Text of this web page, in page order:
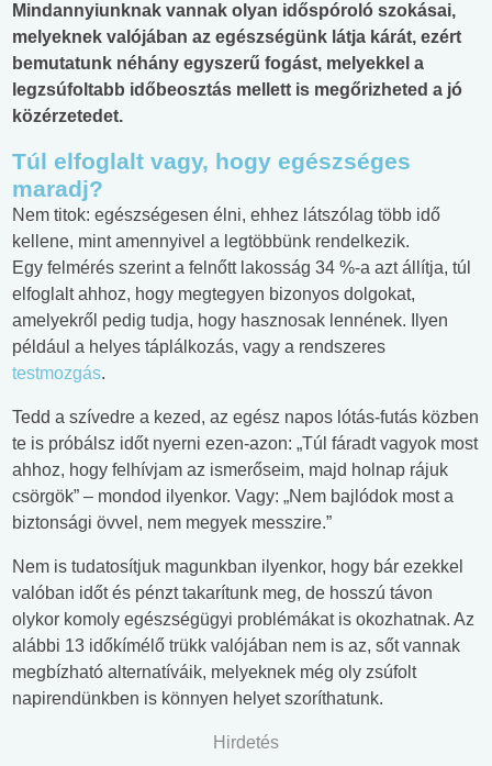
Mindannyiunknak vannak olyan időspóroló szokásai,
melyeknek valójában az egészségünk látja kárát, ezért
bemutatunk néhány egyszerű fogást, melyekkel a
legzsúfoltabb időbeosztás mellett is megőrizheted a jó
közérzetedet.
Túl elfoglalt vagy, hogy egészséges
maradj?
Nem titok: egészségesen élni, ehhez látszólag több idő
kellene, mint amennyivel a legtöbbünk rendelkezik.
Egy felmérés szerint a felnőtt lakosság 34 %-a azt állítja, túl
elfoglalt ahhoz, hogy megtegyen bizonyos dolgokat,
amelyekről pedig tudja, hogy hasznosak lennének. Ilyen
például a helyes táplálkozás, vagy a rendszeres
testmozgás.
Tedd a szívedre a kezed, az egész napos lótás-futás közben
te is próbálsz időt nyerni ezen-azon: „Túl fáradt vagyok most
ahhoz, hogy felhívjam az ismerőseim, majd holnap rájuk
csörgök” – mondod ilyenkor. Vagy: „Nem bajlódok most a
biztonsági övvel, nem megyek messzire.”
Nem is tudatosítjuk magunkban ilyenkor, hogy bár ezekkel
valóban időt és pénzt takarítunk meg, de hosszú távon
olykor komoly egészségügyi problémákat is okozhatnak. Az
alábbi 13 időkímélő trükk valójában nem is az, sőt vannak
megbízható alternatíváik, melyeknek még oly zsúfolt
napirendünkben is könnyen helyet szoríthatunk.
Hirdetés